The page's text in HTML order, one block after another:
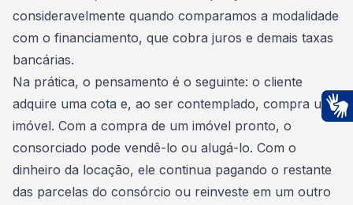
consideravelmente quando comparamos a modalidade
com o financiamento, que cobra juros e demais taxas
bancárias.
Na prática, o pensamento é o seguinte: o cliente
adquire uma cota e, ao ser contemplado, compra um
imóvel. Com a compra de um imóvel pronto, o
consorciado pode vendê-lo ou alugá-lo. Com o
dinheiro da locação, ele continua pagando o restante
das parcelas do consórcio ou reinveste em um outro